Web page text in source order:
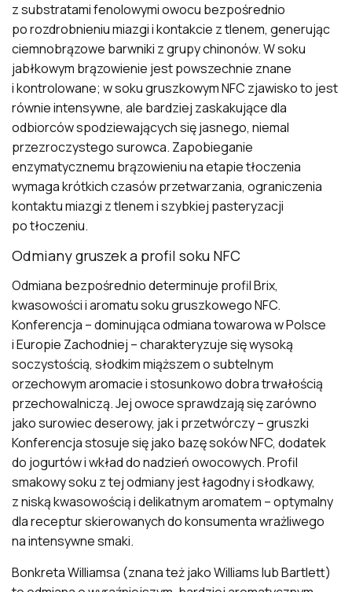
z substratami fenolowymi owocu bezpośrednio
po rozdrobnieniu miazgi i kontakcie z tlenem, generując
ciemnobrązowe barwniki z grupy chinonów. W soku
jabłkowym brązowienie jest powszechnie znane
i kontrolowane; w soku gruszkowym NFC zjawisko to jest
równie intensywne, ale bardziej zaskakujące dla
odbiorców spodziewających się jasnego, niemal
przezroczystego surowca. Zapobieganie
enzymatycznemu brązowieniu na etapie tłoczenia
wymaga krótkich czasów przetwarzania, ograniczenia
kontaktu miazgi z tlenem i szybkiej pasteryzacji
po tłoczeniu.
Odmiany gruszek a profil soku NFC
Odmiana bezpośrednio determinuje profil Brix,
kwasowości i aromatu soku gruszkowego NFC.
Konferencja – dominująca odmiana towarowa w Polsce
i Europie Zachodniej – charakteryzuje się wysoką
soczystością, słodkim miąższem o subtelnym
orzechowym aromacie i stosunkowo dobra trwałością
przechowalniczą. Jej owoce sprawdzają się zarówno
jako surowiec deserowy, jak i przetwórczy – gruszki
Konferencja stosuje się jako bazę soków NFC, dodatek
do jogurtów i wkład do nadzień owocowych. Profil
smakowy soku z tej odmiany jest łagodny i słodkawy,
z niską kwasowością i delikatnym aromatem – optymalny
dla receptur skierowanych do konsumenta wrażliwego
na intensywne smaki.
Bonkreta Williamsa (znana też jako Williams lub Bartlett)